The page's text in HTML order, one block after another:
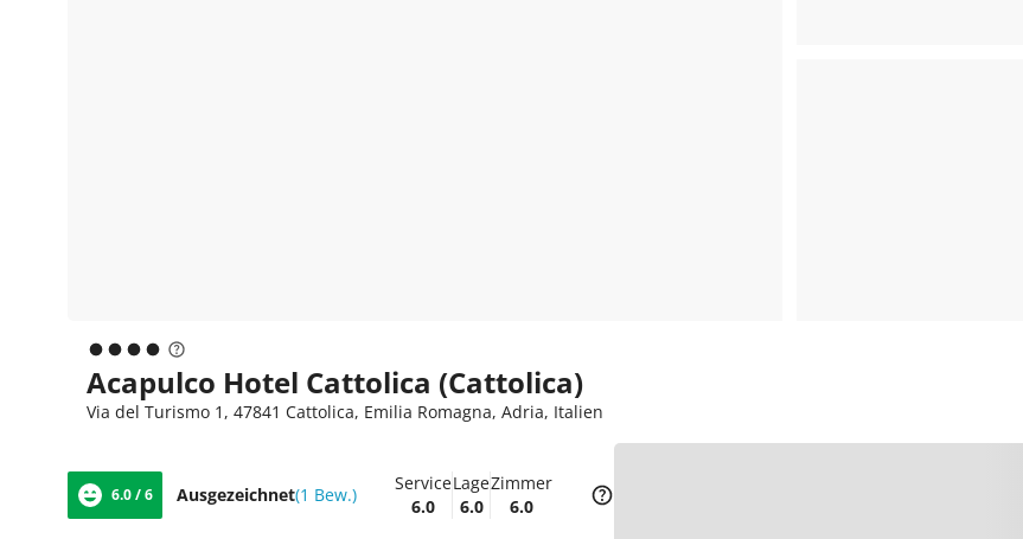
Acapulco Hotel Cattolica (Cattolica)
Via del Turismo 1, 47841 Cattolica, Emilia Romagna, Adria, Italien
6.0 / 6 Ausgezeichnet(1 Bew.)
Service
6.0
Lage
6.0
Zimmer
6.0